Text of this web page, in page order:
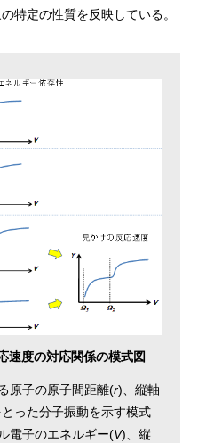
特定の性質を反映している。
度の対応関係の模式図
原子の原子間距離(r)、縦軸
った分子振動を示す模式
電子のエネルギー(V)、縦